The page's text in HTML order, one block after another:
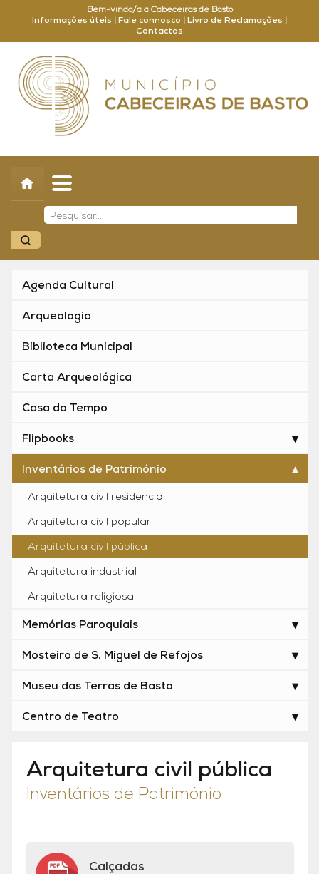
Bem-vindo/a a Cabeceiras de Basto
Informações úteis
Fale connosco Livro de Reclamações
Contactos
Concelho
Município
Turismo
Cultura
Outros
Balcão Online
Agenda Cultural
Arqueologia
Biblioteca Municipal
Carta Arqueológica
Casa do Tempo
Flipbooks
Inventários de Património
Arquitetura civil residencial
Arquitetura civil popular
Arquitetura civil pública
Arquitetura industrial
Arquitetura religiosa
Memórias Paroquiais
Mosteiro de S. Miguel de Refojos
Museu das Terras de Basto
Centro de Teatro
Arquitetura civil pública
Inventários de Património
Calçadas